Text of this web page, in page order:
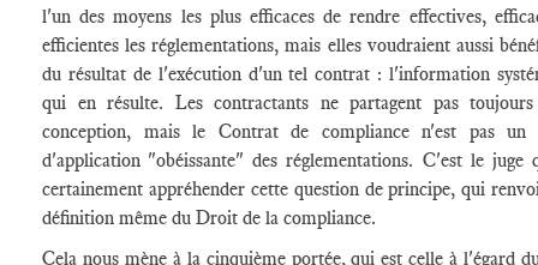
l'un des moyens les plus efficaces de rendre effectives,
efficientes les réglementations, mais elles voudraient aussi
du résultat de l'exécution d'un tel contrat : l'information
qui en résulte. Les contractants ne partagent pas
conception, mais le Contrat de compliance n'est pas un
d'application "obéissante" des réglementations. C'est le juge
certainement appréhender cette question de principe, qui
définition même du Droit de la compliance.
Cela nous mène à la cinquième portée, qui est celle à l'égard